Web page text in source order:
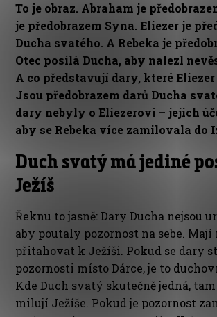
To je obraz. Abraham je
je předobrazem Syna. Eliezer je
Ducha svatého. A Rebeka je
Otec posílá Ducha, aby nalezl
A co představují dary, které Eliezer
Jsou předobrazem darů Ducha
dary nebyly o Eliezerovi – jejich
aby se Rebeka více zamilovala do
Duch svatý má jediné
Ježíš
Řeknu to jasně: Dary Ducha nejsou
aby poutaly pozornost na sebe. Mají
přitahovat k Ježíši. Pokud se dary
pozornosti místo Dárce, je to
Kde Duch svatý skutečně jedná,
milují Ježíše. Pokud je pozornost